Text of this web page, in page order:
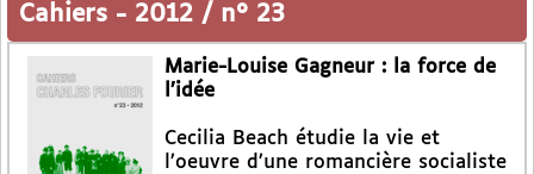
Cahiers - 2012 / n° 23
Marie-Louise Gagneur : la force de
l’idée
Cecilia Beach étudie la vie et
l’oeuvre d’une romancière socialiste